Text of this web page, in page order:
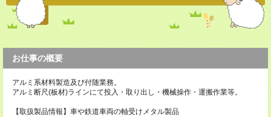
お仕事の概要
アルミ系材料製造及び付随業務。
アルミ断尺(板材)ラインにて投入・取り出し・機械操作・運搬作業等。
【取扱製品情報】車や鉄道車両の軸受けメタル製品